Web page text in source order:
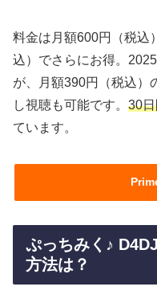
料金は月額600円（税込
込）でさらにお得。
が、月額390円（税込）
し視聴も可能です。 30
ています。
ぷっちみく♪
方法は？